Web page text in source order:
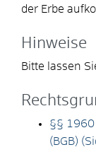
der Erbe
Hinweise
Bitte lassen
§§ 1960
(BGB)